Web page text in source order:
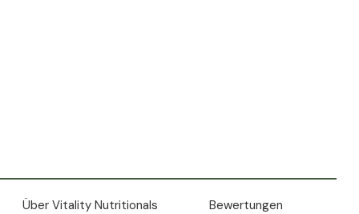
Über Vitality Nutritionals Bewertungen